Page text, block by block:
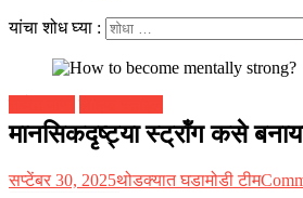
यांचा शोध घ्या :
मानसिकदृष्ट्या स्ट्रॉंग कसे
सप्टेंबर 30, 2025थोडक्यात घडामोडी टीम